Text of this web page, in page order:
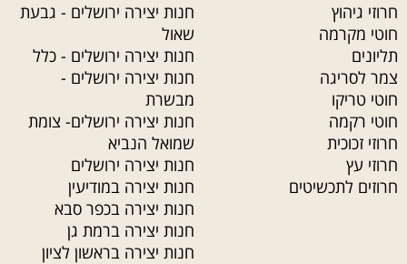
חרוזי גיהוץ
חוטי מקרמה
תליונים
צמר לסריגה
חוטי טריקו
חוטי רקמה
חרוזי זכוכית
חרוזי עץ
חרוזים לתכשיטים
חנות יצירה ירושלים - גבעת
שאול
חנות יצירה ירושלים - כלל
חנות יצירה ירושלים -
מבשרת
חנות יצירה ירושלים- צומת
שמואל הנביא
חנות יצירה ירושלים
חנות יצירה במודיעין
חנות יצירה בכפר סבא
חנות יצירה ברמת גן
חנות יצירה בראשון לציון